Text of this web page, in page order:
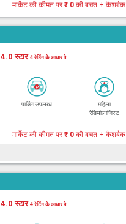
मार्केट की कीमत पर₹ 0 की बचत + कैशबैक
4.0 स्टार4 रेटिंग के आधार पे
पार्किंग उपलब्ध
महिला
रेडियोलाजिस्ट
मार्केट की कीमत पर₹ 0 की बचत + कैशबैक
4.0 स्टार4 रेटिंग के आधार पे